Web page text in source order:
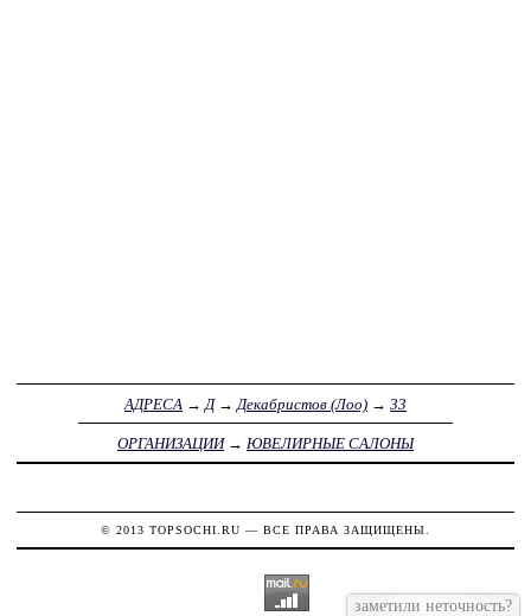
АДРЕСА → Д→ Декабристов (Лоо) → 33
ОРГАНИЗАЦИИ→ ЮВЕЛИРНЫЕ САЛОНЫ
© 2013 TOPSOCHI.RU — ВСЕ ПРАВА ЗАЩИЩЕНЫ.
заметили неточность?